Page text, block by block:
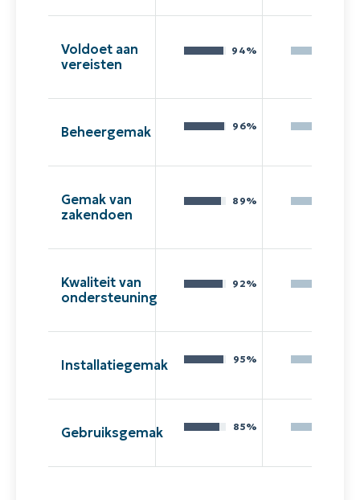
Voldoet aan
vereisten
94%
Beheergemak 96%
Gemak van
zakendoen
89%
Kwaliteit van
ondersteuning
92%
Installatiegemak 95%
Gebruiksgemak 85%